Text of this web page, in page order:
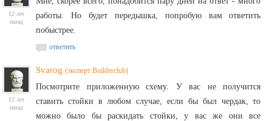
12 лет
назад
работы. Но будет передышка, попробую вам ответить
побыстрее.
ответить
12 лет
назад
Svarog (эксперт Builderclub)
Посмотрите приложенную схему. У вас не получится
ставить стойки в любом случае, если бы был чердак, то
можно было бы раскидать стойки, у вас же они все